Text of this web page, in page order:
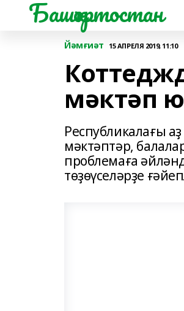
Башҡортостан
Йәмғиәт 15 АПРЕЛЯ 2019, 11:10
мәктәп
Республикалағы
мәктәптәр,
проблемаға
төҙөүселәрҙе